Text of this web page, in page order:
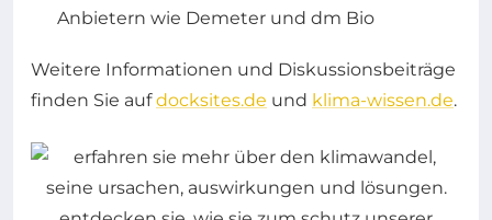
Anbietern wie Demeter und dm Bio
Weitere Informationen und Diskussionsbeiträge
finden Sie aufdocksites.de und klima-wissen.de.